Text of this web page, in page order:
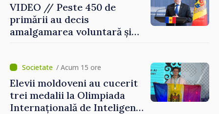
VIDEO // Peste 450 de
primării au decis
amalgamarea voluntară și
Grosu: „Este important să
depășim blocajele și să dăm o
șansă localităților să se
dezvolte”
/ Acum 15 ore
Elevii moldoveni au cucerit
trei medalii la Olimpiada
Internațională de Inteligență